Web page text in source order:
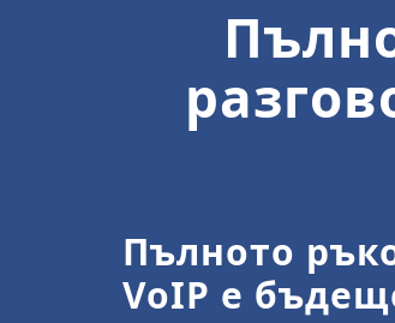
Пълното
VoIP е